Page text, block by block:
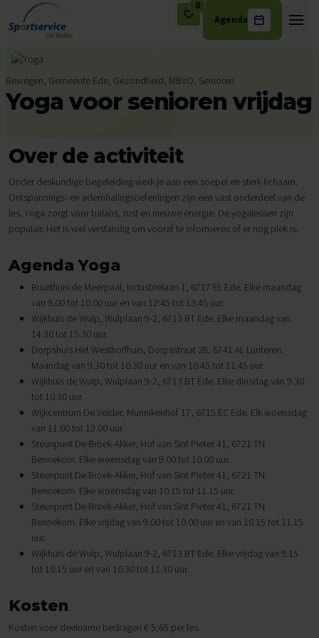
Ga naar de inhoud
0
Agenda
Bewegen, Gemeente Ede, Gezondheid, MBVO, Senioren
Yoga voor senioren vrijdag
Over de activiteit
Onder deskundige begeleiding werk je aan een soepel en sterk lichaam.
Ontspannings- en ademhalingsoefeningen zijn een vast onderdeel van de
les. Yoga zorgt voor balans, rust en nieuwe energie. De yogalessen zijn
populair. Het is wel verstandig om vooraf te informeren of er nog plek is.
Agenda Yoga
Buurthuis de Meerpaal, Industrielaan 1, 6717 EL Ede. Elke maandag
van 9.00 tot 10.00 uur en van 12:45 tot 13:45 uur.
Wijkhuis de Wulp, Wulplaan 9-2, 6713 BT Ede. Elke maandag van
14.30 tot 15.30 uur.
Dorpshuis Het Westhoffhuis, Dorpsstraat 28, 6741 AL Lunteren.
Maandag van 9.30 tot 10.30 uur en van 10.45 tot 11.45 uur.
Wijkhuis de Wulp, Wulplaan 9-2, 6713 BT Ede. Elke dinsdag van 9.30
tot 10.30 uur.
Wijkcentrum De Velder, Munnikenhof 17, 6715 EC Ede. Elk woensdag
van 11.00 tot 12.00 uur.
Steunpunt De Broek-Akker, Hof van Sint Pieter 41, 6721 TN
Bennekom. Elke woensdag van 9.00 tot 10.00 uur.
Steunpunt De Broek-Akker, Hof van Sint Pieter 41, 6721 TN
Bennekom. Elke woensdag van 10.15 tot 11.15 uur.
Steunpunt De Broek-Akker, Hof van Sint Pieter 41, 6721 TN
Bennekom. Elke vrijdag van 9.00 tot 10.00 uur en van 10.15 tot 11.15
uur.
Wijkhuis de Wulp, Wulplaan 9-2, 6713 BT Ede. Elke vrijdag van 9.15
tot 10.15 uur en van 10.30 tot 11.30 uur.
Kosten
Kosten voor deelname bedragen € 5,65 per les.